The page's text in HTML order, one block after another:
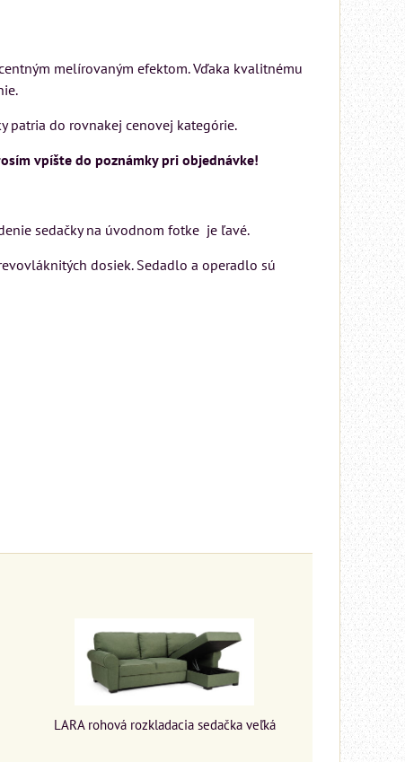
melírovaným efektom. Vďaka kvalitnému
patria do rovnakej cenovej kategórie.
vpíšte do poznámky pri objednávke!
sedačky na úvodnom fotke je ľavé.
dosiek. Sedadlo a operadlo sú
LARA rohová rozkladacia sedačka veľká